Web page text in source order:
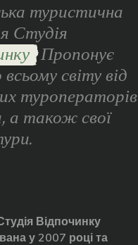
туристична
Студія
Пропонує
світу від
туроператорів
а також свої
Відпочинку
у 2007 році та